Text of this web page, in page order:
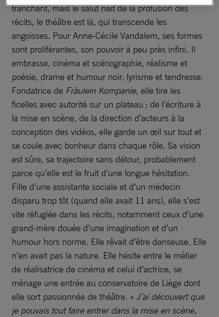
tranchant, mais le salut naît de la profusion des
récits, le théâtre est là, qui transcende les
angoisses. Pour Anne-Cécile Vandalem, ses formes
sont proliférantes, son pouvoir à peu près infini. Il
embrasse, cinéma et scénographie, réalisme et
poésie, drame et humour noir, lyrisme et tendresse.
Fondatrice de Fräulein Kompanie, elle tire les
ficelles avec autorité sur un plateau ; de l’écriture à
la mise en scène, de la direction d’acteurs à la
conception des vidéos, elle garde un œil sur tout et
se coule avec bonheur dans chaque rôle. Sa vision
est sûre, sa trajectoire sans détour, probablement
parce qu’elle est le fruit d’une longue hésitation.
Fille d’une assistante sociale et d’un médecin
disparu trop tôt (quand elle avait 11 ans), elle s’est
vite réfugiée dans les récits, notamment ceux d’une
grand-mère douée d’une imagination et d’un
humour hors norme. Elle rêvait d’être danseuse. Elle
n’en avait pas la nature. Elle hésite entre le métier
de réalisatrice de cinéma et celui d’actrice, se
ménage une entrée au conservatoire de Liège dont
elle sort passionnée de théâtre. « J’ai découvert que
je pouvais tout faire entrer dans la mise en scène,